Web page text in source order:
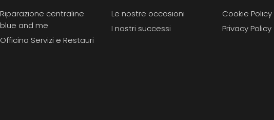
Riparazione centraline
blue and me
Officina Servizi e Restauri
Le nostre occasioni
I nostri successi
Cookie Policy
Privacy Policy